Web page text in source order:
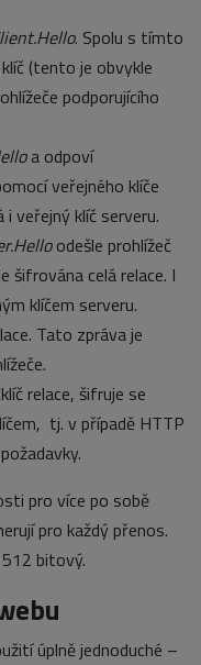
. Spolu s tímto
(tento je obvykle
podporujícího
a odpoví
veřejného klíče
veřejný klíč serveru.
odešle prohlížeč
šifrována celá relace. I
klíčem serveru.
Tato zpráva je
relace, šifruje se
tj. v případě HTTP
pro více po sobě
pro každý přenos.
bitový.
úplně jednoduché –